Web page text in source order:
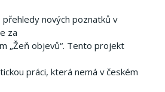
nových poznatků v
za
„Žeň objevů“. Tento projekt
práci, která nemá v českém